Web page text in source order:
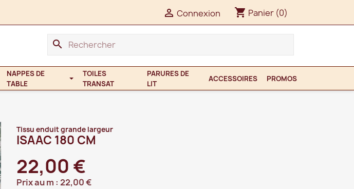
 Connexion shopping_cart Panier (0)
search
NAPPES DE
TABLE
TOILES
TRANSAT
PARURES DE
LIT
ACCESSOIRES PROMOS
Tissu enduit grande largeur
ISAAC 180 CM
22,00 €
Prix au m : 22,00 €